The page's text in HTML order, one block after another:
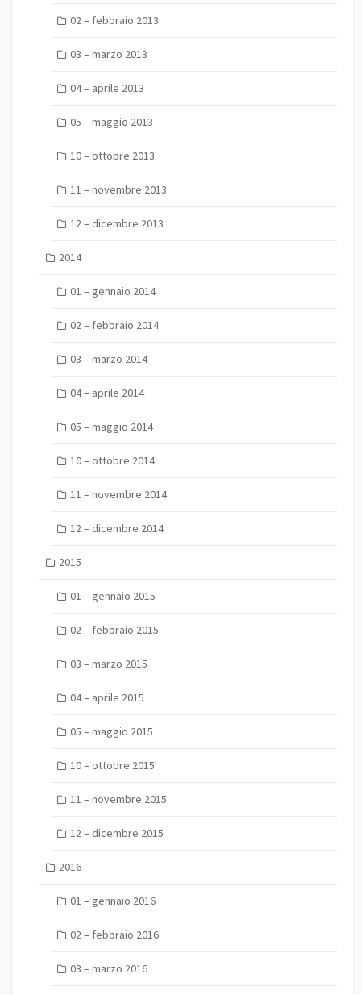
02 – febbraio 2013
03 – marzo 2013
04 – aprile 2013
05 – maggio 2013
10 – ottobre 2013
11 – novembre 2013
12 – dicembre 2013
2014
01 – gennaio 2014
02 – febbraio 2014
03 – marzo 2014
04 – aprile 2014
05 – maggio 2014
10 – ottobre 2014
11 – novembre 2014
12 – dicembre 2014
2015
01 – gennaio 2015
02 – febbraio 2015
03 – marzo 2015
04 – aprile 2015
05 – maggio 2015
10 – ottobre 2015
11 – novembre 2015
12 – dicembre 2015
2016
01 – gennaio 2016
02 – febbraio 2016
03 – marzo 2016